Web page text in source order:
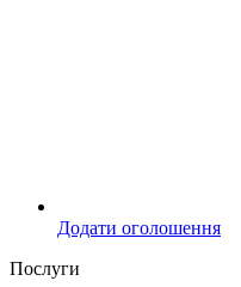
Додати оголошення
Послуги